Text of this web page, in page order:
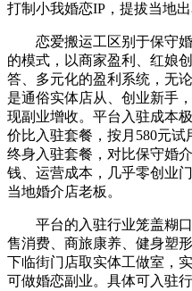
打制小我婚恋IP，提拔当地出
恋爱搬运工区别于保守婚
的模式，以商家盈利、红娘
答、多元化的盈利系统，无
是通俗实体店从、创业新手
现副业增收。平台入驻成本
价比入驻套餐，按月580元
终身入驻套餐，对比保守婚
钱、运营成本，几乎零创业
当地婚介店老板。
平台的入驻行业笼盖糊口
售消费、商旅康养、健身塑
下临街门店取实体工做室，
可做婚恋副业。具体可入驻